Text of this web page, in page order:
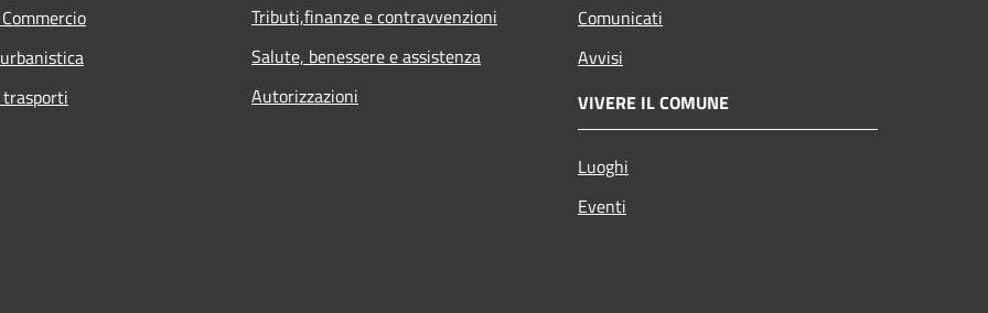
Tributi,finanze e contravvenzioni
Salute, benessere e assistenza
Autorizzazioni
Comunicati
Avvisi
VIVERE IL COMUNE
Luoghi
Eventi